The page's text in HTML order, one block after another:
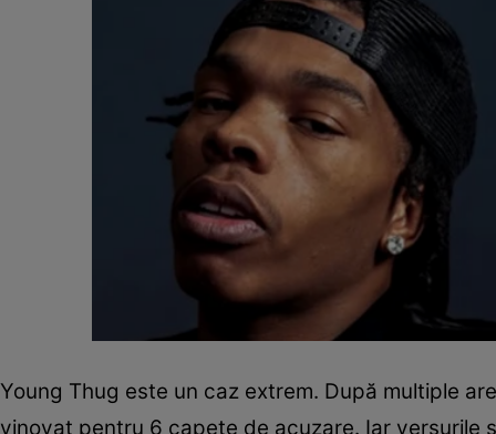
Young Thug este un caz extrem. După multiple
vinovat pentru 6 capete de acuzare. Iar versurile